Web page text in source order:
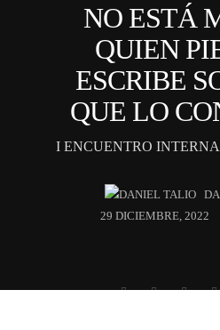
NO ESTÁ
QUIEN
ESCRIBE
QUE LO
I ENCUENTRO
29 DICIEMBRE, 2022